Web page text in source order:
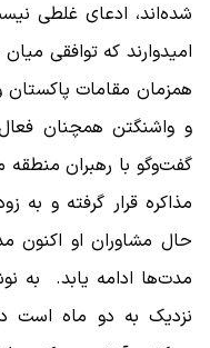
شده‌اند، ادعای غلطی
امیدوارند که توافقی
همزمان مقامات پاکستان
و واشنگتن همچنان
گفت‌وگو با رهبران
مذاکره قرار گرفته و به
حال مشاوران او اکنون
مدت‌ها ادامه یابد. به
نزدیک به دو ماه است